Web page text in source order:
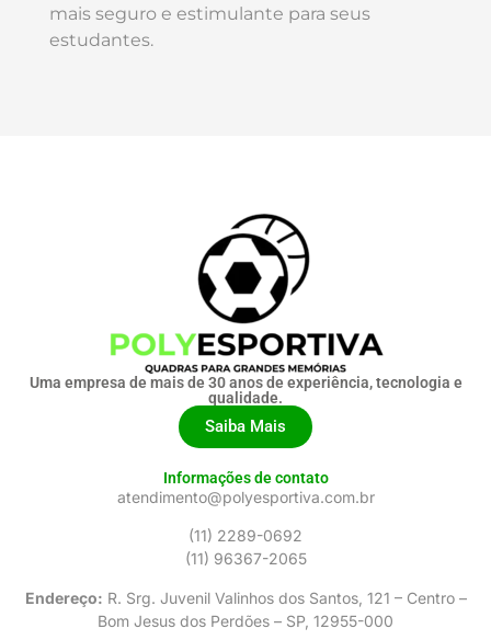
mais seguro e estimulante para seus
estudantes.
Uma empresa de mais de 30 anos de experiência, tecnologia e
qualidade.
Saiba Mais
Informações de contato
atendimento@polyesportiva.com.br
(11) 2289-0692
(11) 96367-2065
Endereço: R. Srg. Juvenil Valinhos dos Santos, 121 – Centro –
Bom Jesus dos Perdões – SP, 12955-000